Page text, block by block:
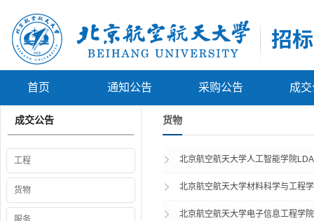
首页 通知公告 采购公告 成
成交公告
工程
货物
货物
北京航空航天大学人工智能学院
北京航空航天大学材料科学与工程
北京航空航天大学电子信息工程学